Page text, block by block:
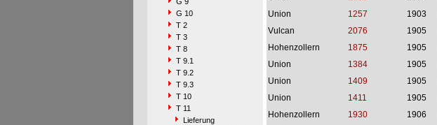
G 10
T 2
T 3
T 8
T 9.1
T 9.2
T 9.3
T 10
T 11
Lieferung
Union
1257 1903
Vulcan
2076 1905
Hohenzollern
1875 1905
Union
1384 1905
Union
1409 1905
Union
1411 1905
Hohenzollern
1930 1906